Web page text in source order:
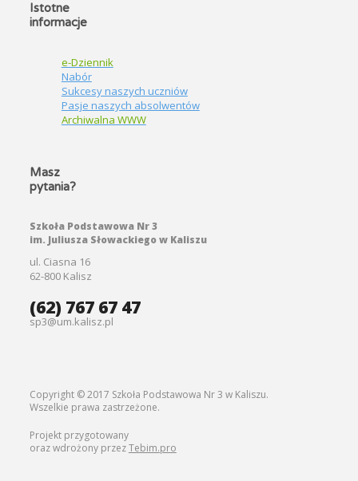
Istotne
informacje
e-Dziennik
Nabór
Sukcesy naszych uczniów
Pasje naszych absolwentów
Archiwalna WWW
Masz
pytania?
Szkoła Podstawowa Nr 3
im. Juliusza Słowackiego w Kaliszu
ul. Ciasna 16
62-800 Kalisz
(62) 767 67 47
sp3@um.kalisz.pl
Copyright © 2017 Szkoła Podstawowa Nr 3 w Kaliszu.
Wszelkie prawa zastrzeżone.
Projekt przygotowany
oraz wdrożony przezTebim.pro